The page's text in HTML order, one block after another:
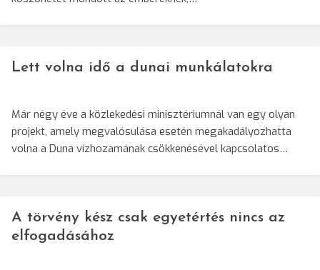
Lett volna idő a dunai munkálatokra
Már négy éve a közlekedési minisztériumnál van egy olyan
projekt, amely megvalósulása esetén megakadályozhatta
volna a Duna vízhozamának csökkenésével kapcsolatos…
A törvény kész csak egyetértés nincs az
elfogadásához